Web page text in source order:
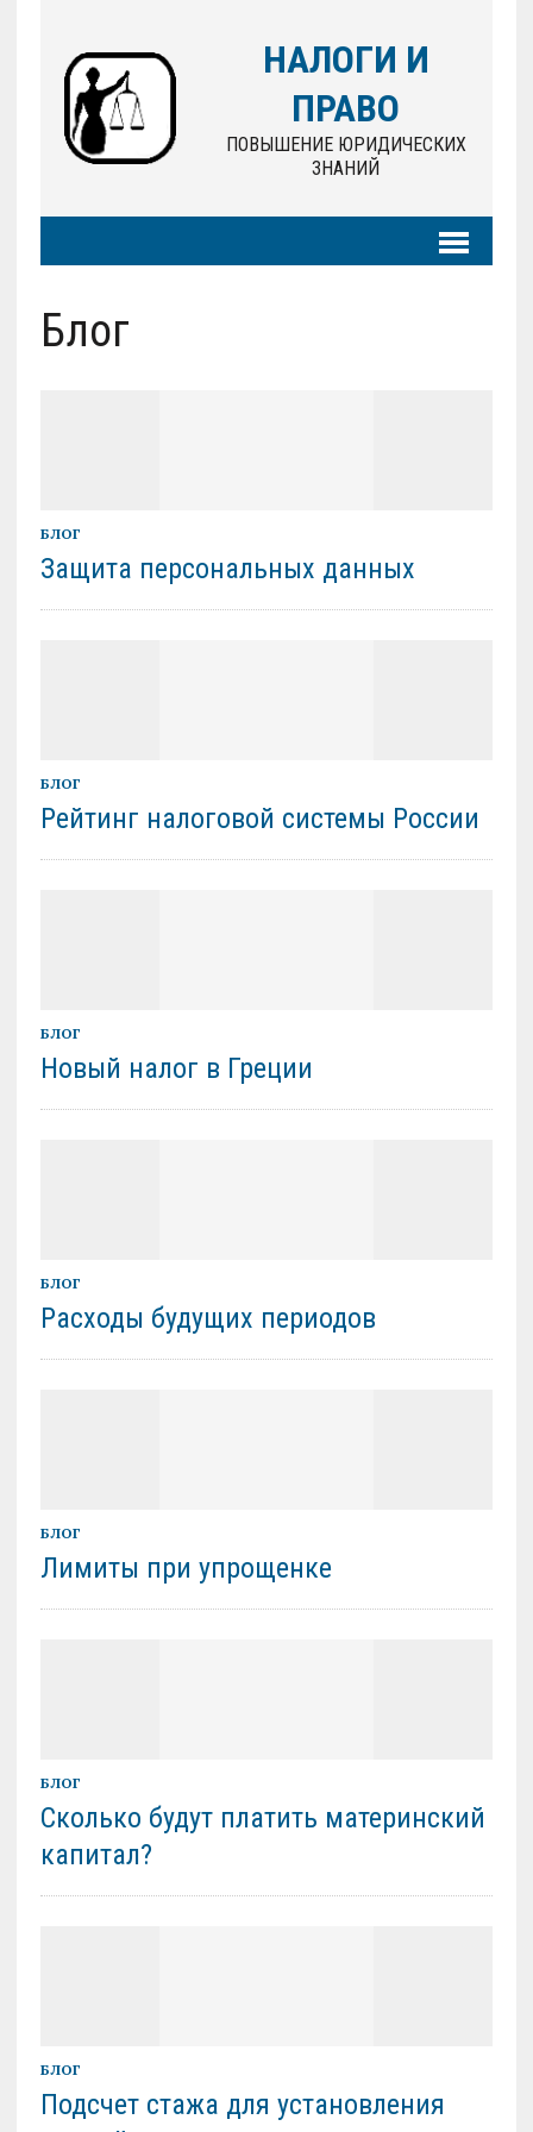
НАЛОГИ И
ПРАВО
ПОВЫШЕНИЕ ЮРИДИЧЕСКИХ
ЗНАНИЙ
Блог
БЛОГ
Защита персональных данных
БЛОГ
Рейтинг налоговой системы России
БЛОГ
Новый налог в Греции
БЛОГ
Расходы будущих периодов
БЛОГ
Лимиты при упрощенке
БЛОГ
Сколько будут платить материнский
капитал?
БЛОГ
Подсчет стажа для установления